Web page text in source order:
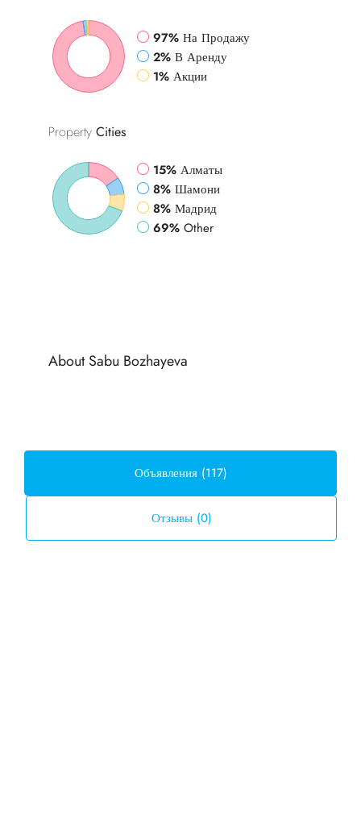
97% На Продажу
2% В Аренду
1% Акции
Property Cities
15% Алматы
8% Шамони
8% Мадрид
69% Other
About Sabu Bozhayeva
Объявления (117)
Отзывы (0)